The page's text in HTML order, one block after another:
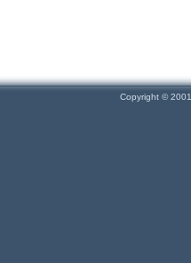
Copyright ©